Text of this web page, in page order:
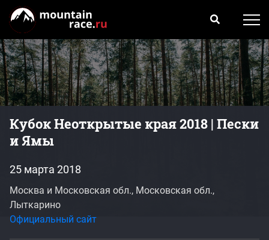
Кубок Неоткрытые края 2018 | Пески
и Ямы
25 марта 2018
Москва и Московская обл., Московская обл.,
Лыткарино
Официальный сайт